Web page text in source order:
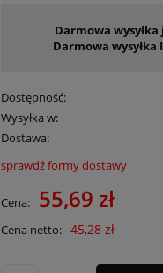
Darmowa wysyłka
Darmowa wysyłka
Dostępność:
Wysyłka w:
Dostawa:
Cena nie zawiera
płatności
sprawdź formy dostawy
Cena: 55,69 zł
Cena netto: 45,28 zł